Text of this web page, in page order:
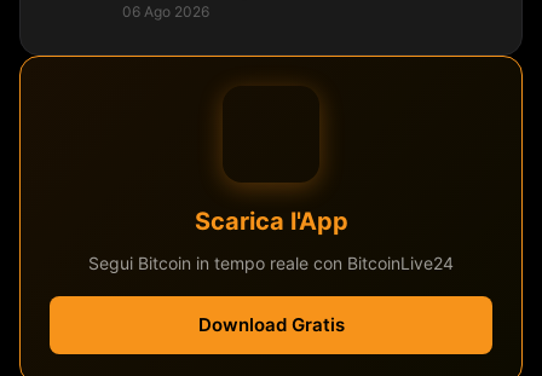
06 Ago 2026
Scarica l'App
Segui Bitcoin in tempo reale con BitcoinLive24
Download Gratis